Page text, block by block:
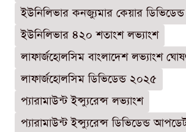
ইউনিলিভার কনজ্যুমার কেয়ার ডিভিডেন্ড
ইউনিলিভার ৪২০ শতাংশ লভ্যাংশ
লাফার্জহোলসিম বাংলাদেশ লভ্যাংশ
লাফার্জহোলসিম ডিভিডেন্ড ২০২৫
প্যারামাউন্ট ইন্স্যুরেন্স লভ্যাংশ
প্যারামাউন্ট ইন্স্যুরেন্স ডিভিডেন্ড